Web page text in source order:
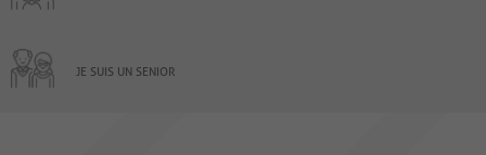
JE SUIS UN SENIOR